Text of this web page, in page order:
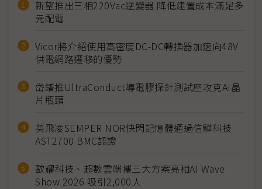
新望推出三相220Vac逆變器 降低建置成本滿足多
元配電
Vicor將介紹使用高密度DC-DC轉換器加速向48V
供電網路遷移的優勢
岱鐠推UltraConduct導電膠探針測試座攻克AI晶
片瓶頸
英飛凌SEMPER NOR快閃記憶體通過信驊科技
AST2700 BMC認證
歐耀科技、超數雲端攜三大方案亮相AI Wave
Show 2026 吸引2,000人